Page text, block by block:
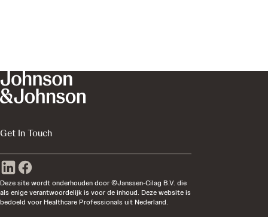
Get In Touch
Deze site wordt onderhouden door ©Janssen-Cilag B.V. die
als enige verantwoordelijk is voor de inhoud. Deze website is
bedoeld voor Healthcare Professionals uit Nederland.